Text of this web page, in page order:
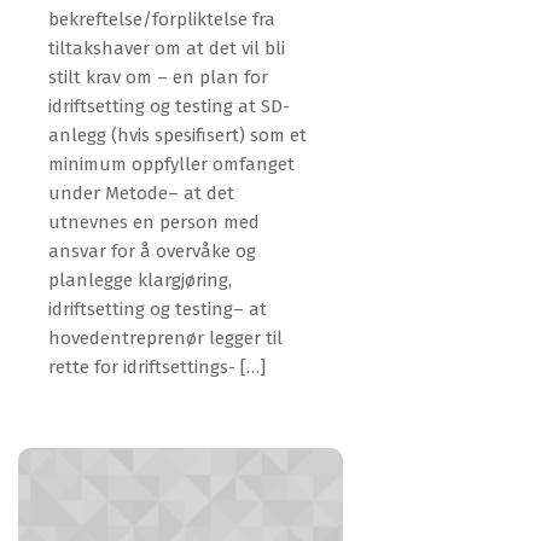
bekreftelse/forpliktelse fra
tiltakshaver om at det vil bli
stilt krav om – en plan for
idriftsetting og testing at SD-
anlegg (hvis spesifisert) som et
minimum oppfyller omfanget
under Metode– at det
utnevnes en person med
ansvar for å overvåke og
planlegge klargjøring,
idriftsetting og testing– at
hovedentreprenør legger til
rette for idriftsettings- […]